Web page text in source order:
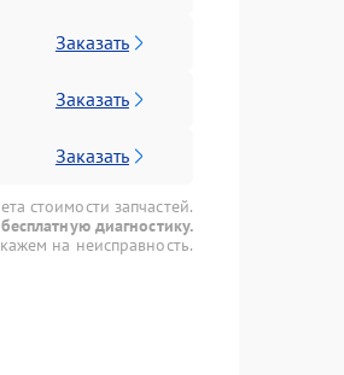
Заказать
Заказать
Заказать
стоимости запчастей.
диагностику.
на неисправность.